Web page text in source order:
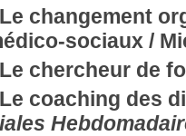
Le changement
sociaux /
Le chercheur de
Le coaching des